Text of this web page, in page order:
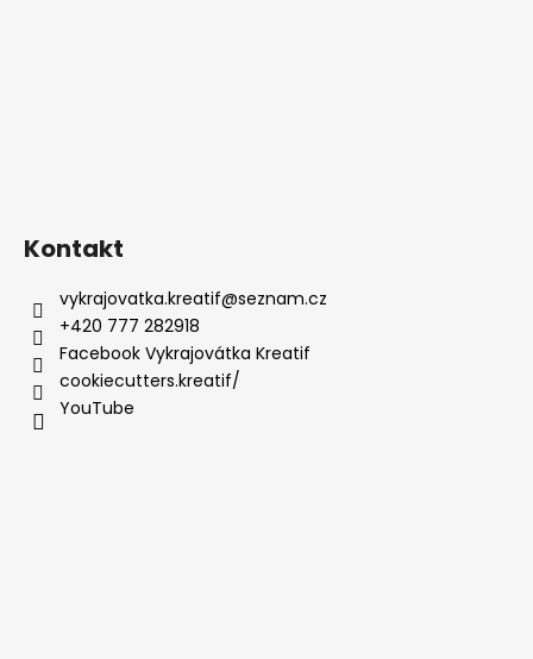
Kontakt
vykrajovatka.kreatif@seznam.cz
+420 777 282918
Facebook Vykrajovátka Kreatif
cookiecutters.kreatif/
YouTube